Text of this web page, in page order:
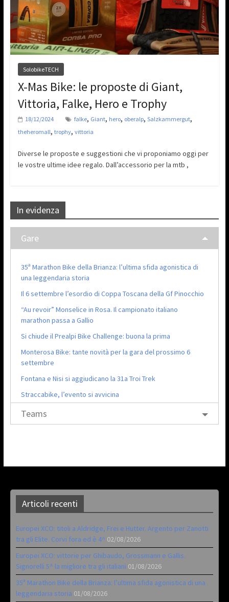
SolobikeTECH
X-Mas Bike: le proposte di Giant,
Vittoria, Falke, Hero e Trophy
18/12/2024 falke, Giant, hero, oberalp, Salzkammergut,
theheromall, trophy, vittoria
Diverse le proposte e suggestioni che vi proponiamo oggi per
le vostre ultime idee regalo. Dall’accessorio per la mtb ,
In evidenza
Gare
35ª Marathon Bike della Brianza: l’ultima sfida agonistica di
una leggendaria storia
Il 6 settembre l’esordio di Coppa Toscana della Gf Pinocchio
“Au revoir” Monselice in Rosa. Il campionato italiano
marathon passa a Gallio
Si chiude il Prealpi Bike Challenge: buona la prima
Monterosa Bike: tante novità per la gara del prossimo 6
settembre
Fontana e Nisi si aggiudicano la 31a Troi Trek
Straccabike, l’evento si avvicina
Teams
Articoli recenti
Europei XCO: titoli a Aldridge, Frei e Hutter. Argento per Zanotti
tra gli Elite. Corvi fora ed è 4^ 02/08/2026
Europei XCO: vittorie per Ghibaudo, Grossmann e Gallis.
Signorelli 5^ la migliore tra gli italiani 01/08/2026
35ª Marathon Bike della Brianza: l’ultima sfida agonistica di una
leggendaria storia 01/08/2026